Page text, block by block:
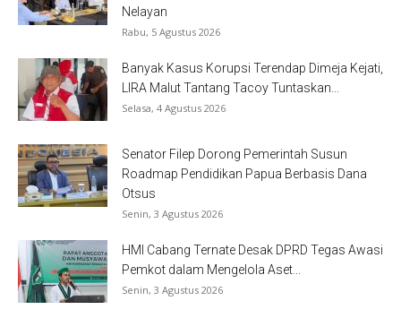
Nelayan
Rabu, 5 Agustus 2026
Banyak Kasus Korupsi Terendap Dimeja Kejati,
LIRA Malut Tantang Tacoy Tuntaskan...
Selasa, 4 Agustus 2026
Senator Filep Dorong Pemerintah Susun
Roadmap Pendidikan Papua Berbasis Dana
Otsus
Senin, 3 Agustus 2026
HMI Cabang Ternate Desak DPRD Tegas Awasi
Pemkot dalam Mengelola Aset...
Senin, 3 Agustus 2026